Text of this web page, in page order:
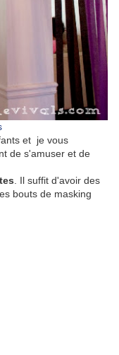
et je vous
de s'amuser et de
. Il suffit d'avoir des
bouts de masking